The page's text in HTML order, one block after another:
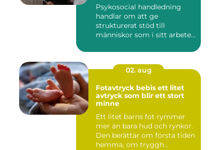
Psykosocial handledning
handlar om att ge
strukturerat stöd till
människor som i sitt arbete
02. aug
Fotavtryck bebis ett litet
avtryck som blir ett stort
minne
Ett litet barns fot rymmer
mer än bara hud och rynkor.
Den berättar om första tiden
hemma, om tryggh...